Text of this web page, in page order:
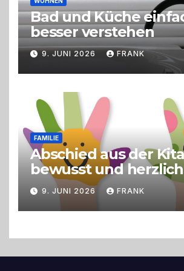
Bad und Küche
besser verstehen
9. JUNI 2026 FRANK
FAMILIE
Abschied aus der Kita
bewusst und herzlich
gestalten
9. JUNI 2026 FRANK